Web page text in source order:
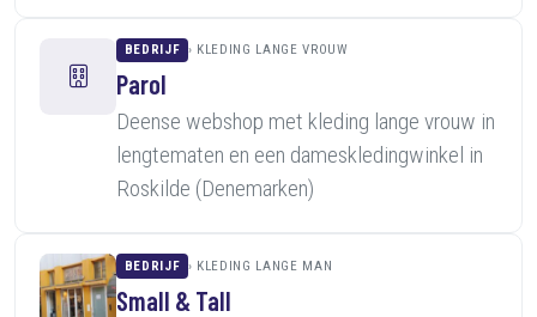
BEDRIJF KLEDING LANGE VROUW
Parol
Deense webshop met kleding lange vrouw in
lengtematen en een dameskledingwinkel in
Roskilde (Denemarken)
BEDRIJF KLEDING LANGE MAN
Small & Tall